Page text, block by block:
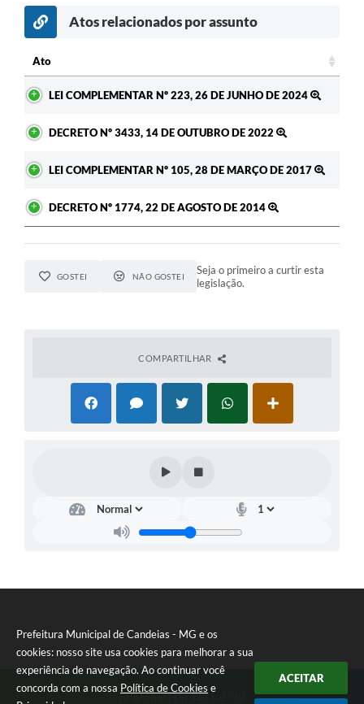
Prefeitura Municipal de Candeias - MG e os
cookies: nosso site usa cookies para melhorar a sua
experiência de navegação. Ao continuar você
concorda com a nossa Política de Cookies e
ACEITAR
Atos relacionados por assunto
Ato
LEI COMPLEMENTAR Nº 223, 26 DE JUNHO DE 2024
DECRETO Nº 3433, 14 DE OUTUBRO DE 2022
LEI COMPLEMENTAR Nº 105, 28 DE MARÇO DE 2017
DECRETO Nº 1774, 22 DE AGOSTO DE 2014
GOSTEI NÃO GOSTEI
Seja o primeiro a curtir esta
legislação.
COMPARTILHAR
Telefone: (35) 3475-0119